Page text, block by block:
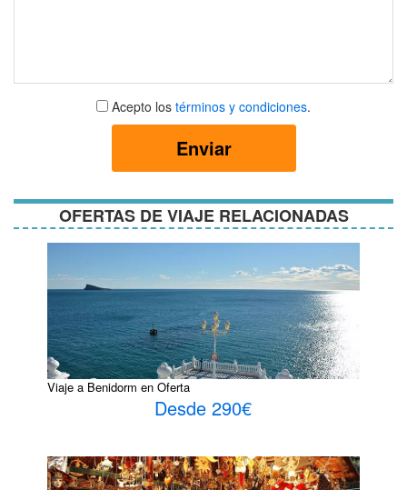
Aceptar
términos
Acepto los términos y condiciones.
Enviar
OFERTAS DE VIAJE RELACIONADAS
Viaje a Benidorm en Oferta
Desde 290€